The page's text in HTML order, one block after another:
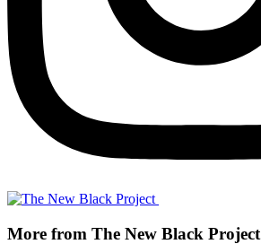
More from The New Black Project